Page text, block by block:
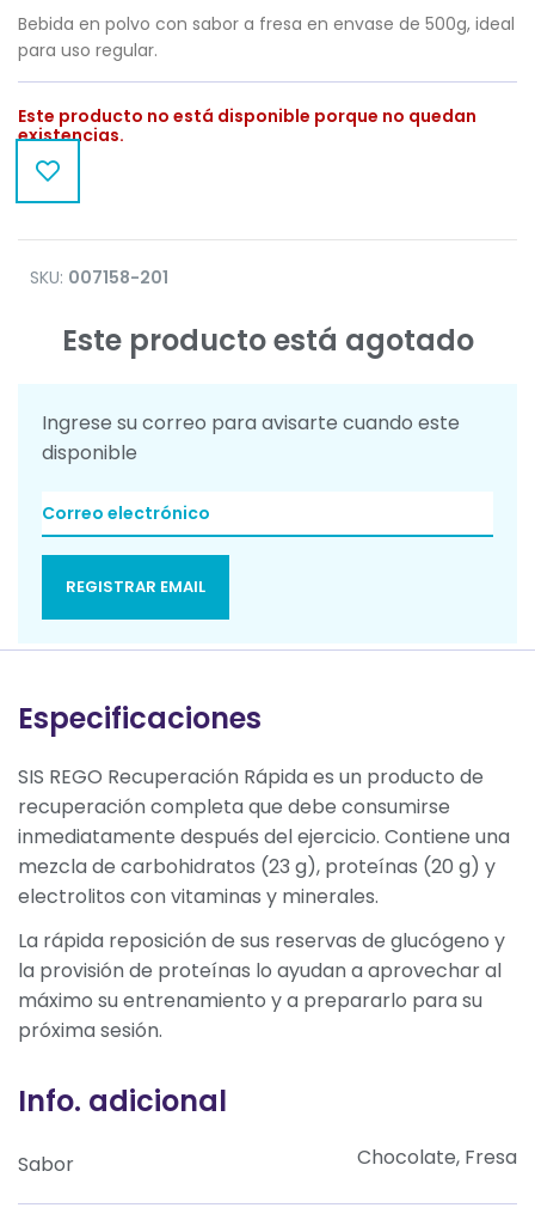
Bebida en polvo con sabor a fresa en envase de 500g, ideal
para uso regular.
Este producto no está disponible porque no quedan
existencias.
SKU: 007158-201
Este producto está agotado
Ingrese su correo para avisarte cuando este
disponible
REGISTRAR EMAIL
Especificaciones
SIS REGO Recuperación Rápida es un producto de
recuperación completa que debe consumirse
inmediatamente después del ejercicio. Contiene una
mezcla de carbohidratos (23 g), proteínas (20 g) y
electrolitos con vitaminas y minerales.
La rápida reposición de sus reservas de glucógeno y
la provisión de proteínas lo ayudan a aprovechar al
máximo su entrenamiento y a prepararlo para su
próxima sesión.
Info. adicional
Sabor Chocolate, Fresa